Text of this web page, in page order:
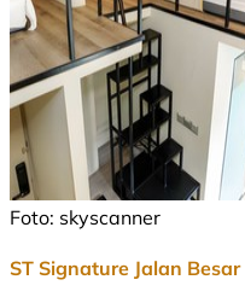
Foto: skyscanner
ST Signature Jalan Besar